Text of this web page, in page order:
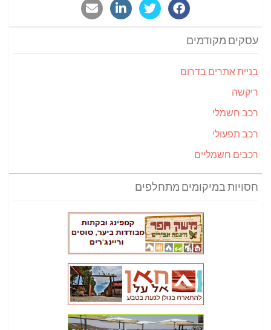
עסקים מקודמים
בניית אתרים בדרום
ריקשה
רכב חשמלי
רכב תפעולי
רכבים חשמליים
חסויות במיקומים מתחלפים